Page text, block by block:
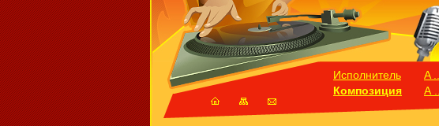
Исполнитель
Композиция
A
А